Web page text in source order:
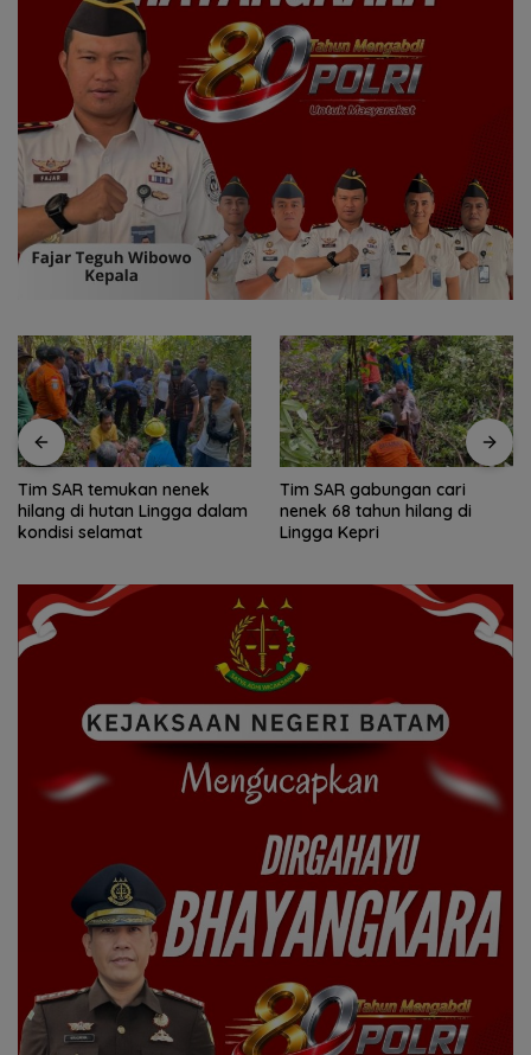
Tim SAR gabungan cari
nenek 68 tahun hilang di
Lingga Kepri
Kawasan Konservasi Lingga
Disiapkan, Lindungi Laut dan
Jaga Ekonomi Masyarakat